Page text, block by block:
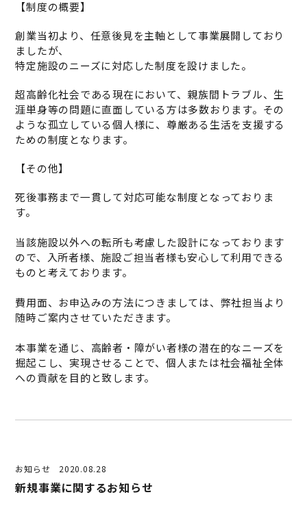
【制度の概要】
創業当初より、任意後見を主軸として事業展開しており
ましたが、
特定施設のニーズに対応した制度を設けました。
超高齢化社会である現在において、親族間トラブル、生
涯単身等の問題に直面している方は多数おります。その
ような孤立している個人様に、尊厳ある生活を支援する
ための制度となります。
【その他】
死後事務まで一貫して対応可能な制度となっておりま
す。
当該施設以外への転所も考慮した設計になっております
ので、入所者様、施設ご担当者様も安心して利用できる
ものと考えております。
費用面、お申込みの方法につきましては、弊社担当より
随時ご案内させていただきます。
本事業を通じ、高齢者・障がい者様の潜在的なニーズを
掘起こし、実現させることで、個人または社会福祉全体
への貢献を目的と致します。
お知らせ 2020.08.28
新規事業に関するお知らせ